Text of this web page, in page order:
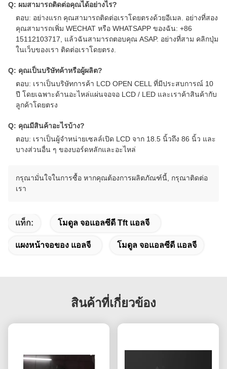
Q: ผมสามารถติดต่อคุณได้อย่างไร?
ตอบ: อย่างแรก คุณสามารถติดต่อเราโดยตรงด้วยอีเมล. อย่างที่สอง
คุณสามารถเพิ่ม WECHAT หรือ WHATSAPP ของฉัน: +86
15112103717, แล้วฉันสามารถตอบคุณ ASAP. อย่างที่สาม คลิกปุ่ม
ในเว็บของเรา ติดต่อเราโดยตรง.
Q: คุณเป็นบริษัทค้าหรือผู้ผลิต?
ตอบ: เราเป็นบริษัทการค้า LCD OPEN CELL ที่มีประสบการณ์ 10
ปี โดยเฉพาะด้านอะไหล่แผ่นจอจอ LCD / LED และเราค้าสินค้ากับ
ลูกค้าโดยตรง
Q: คุณมีสินค้าอะไรบ้าง?
ตอบ: เราเป็นผู้จําหน่ายเซลล์เปิด LCD จาก 18.5 นิ้วถึง 86 นิ้ว และ
บางส่วนอื่น ๆ ของบอร์ดหลักและอะไหล่
กรุณามั่นใจในการซื้อ หากคุณต้องการผลิตภัณฑ์นี้, กรุณาติดต่อ
เรา
แท็ก: โมดูล จอแอลซีดี Tft แอลจี
แผงหน้าจอของ แอลจี โมดูล จอแอลซีดี แอลจี
สินค้าที่เกี่ยวข้อง